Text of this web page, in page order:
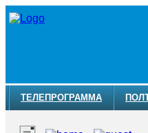
ТЕЛЕПРОГРАММА